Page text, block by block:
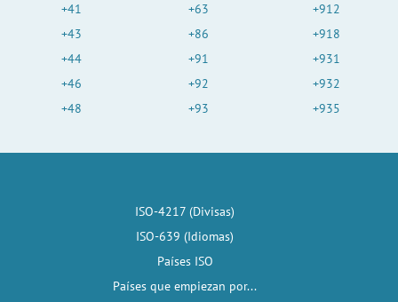
+41
+43
+44
+46
+48
+63
+86
+91
+92
+93
+912
+918
+931
+932
+935
ISO-4217 (Divisas)
ISO-639 (Idiomas)
Países ISO
Países que empiezan por...